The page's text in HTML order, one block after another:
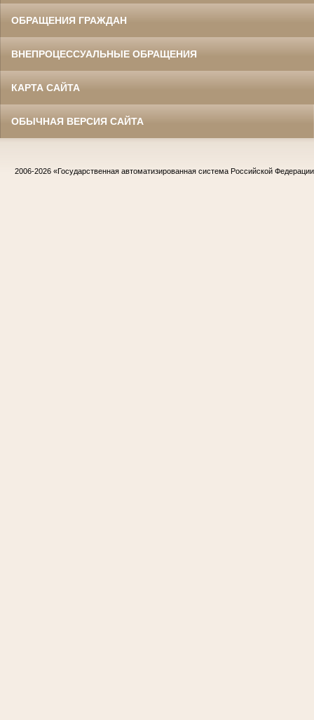
ОБРАЩЕНИЯ ГРАЖДАН
ВНЕПРОЦЕССУАЛЬНЫЕ ОБРАЩЕНИЯ
КАРТА САЙТА
ОБЫЧНАЯ ВЕРСИЯ САЙТА
2006-2026 «Государственная автоматизированная система Российской